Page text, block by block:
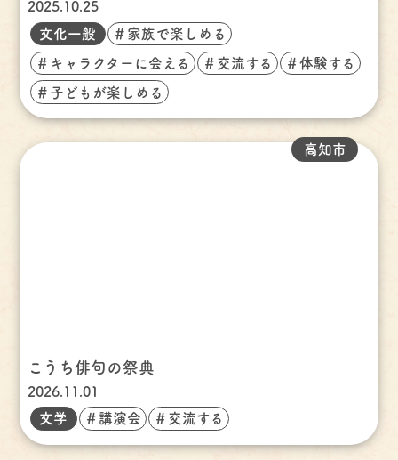
2025.10.25
文化一般
＃家族で楽しめる
＃キャラクターに会える ＃交流する ＃体験する
＃子どもが楽しめる
こうち俳句の祭典
2026.11.01
高知市
文学 ＃講演会 ＃交流する